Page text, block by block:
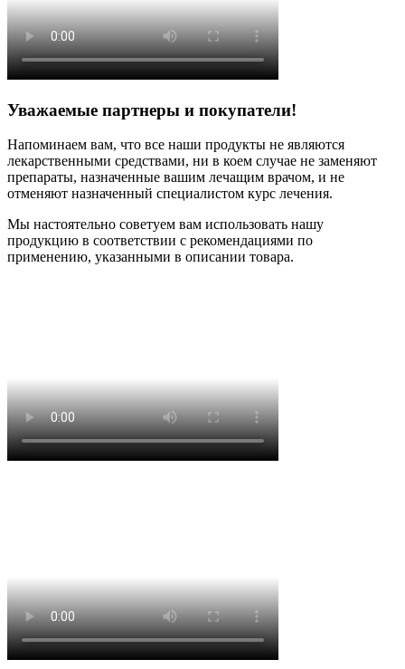
Уважаемые партнеры и покупатели!
Напоминаем вам, что все наши продукты не являются
лекарственными средствами, ни в коем случае не заменяют
препараты, назначенные вашим лечащим врачом, и не
отменяют назначенный специалистом курс лечения.
Мы настоятельно советуем вам использовать нашу
продукцию в соответствии с рекомендациями по
применению, указанными в описании товара.